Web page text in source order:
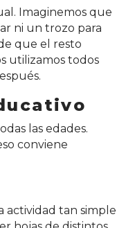
Imaginemos que
ni un trozo para
que el resto
utilizamos todos
las edades.
conviene
actividad tan simple